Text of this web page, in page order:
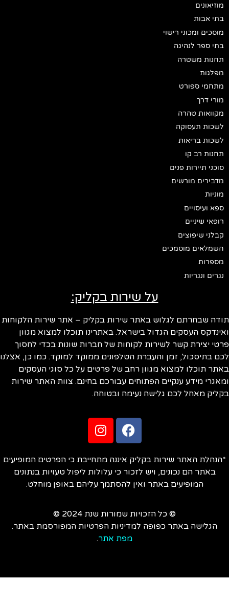
מוזיאונים
בתי אבות
מוסכים ומכוני רישוי
בתי ספר לנהיגה
תחנות משטרה
מפלגות
מתחמי ספורט
מורי דרך
מקוואות טהרה
לשכות תעסוקה
לשכות בריאות
תחנות רב קו
סוכני תיירות פנים
מדבירים מורשים
מוניות
ספא ועיסויים
רופאי שיניים
קבלני שיפוצים
חשמלאים מוסמכים
מספרות
נגרים ונגריות
על שירות בקליק:
שבחרתם לגלוש באתר שירות בקליק – אתר שירות הלקוחות
העסקים הגדול בישראל. באתרינו תוכלו למצוא מגוון
יצירת קשר לשירות לקוחות של חברות שונות בכדי לחסוך
בתיסכול, זמן והעברת הטלפונים ממוקד למוקד. כמו כן, אצלנו
תוכלו למצוא מגוון רחב של פרטים על כל סוגי העסקים
מידע ענקיים הפתוחים עבורכם בחינם. צוות האתר שירות
מאחל לכם גלישה נעימה ובטוחה.
האתר שירות בקליק איננה מתחייבת כי הפרטים המופיעים
באתר הם נכונים, ויש לזכור כי עלולות ליפול טעויות בנתונים
המופיעים באתר ואין להסתמך עליהם באופן מוחלט.
© כל הזכויות שמורות שנת 2024 ©
הגלישה באתר כפופה למדיניות הפרטיות המפורסמת באתר.
מפת אתר.